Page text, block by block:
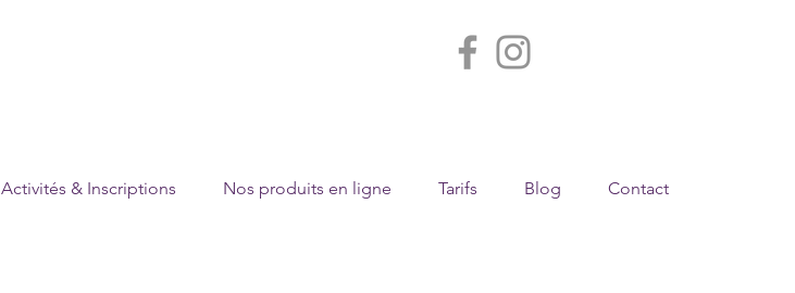
Activités & Inscriptions Nos produits en ligne Tarifs Blog Contact